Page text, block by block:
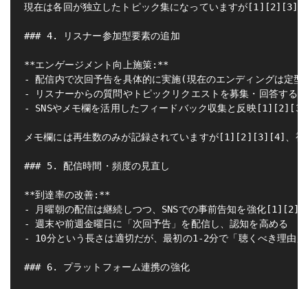
現在は各回が独立したトピック集になっていますが
### 4. リスナー参加型要素の追加
**エンゲージメント向上施策:**
- 配信内で次回予告を具体的に実施(現在のエンディングは
- リスナーからの質問やトピックリクエストを募集・回答する
- SNSやメモ欄を活用したフィードバック収集と反映
メモ欄には再生数のみが記録されていますが[1][2][3][4]、視
### 5. 配信時間・頻度の見直し
**到達率の改善:**
- 月曜朝の配信は継続しつつ、SNSでの事前告知を強化
- 週末や前週金曜日に「次回予告」を配信し、認知を高める
- 10分という長さは適切だが、最初の1-2分で「聴くべき理
### 6. プラットフォーム連携の強化